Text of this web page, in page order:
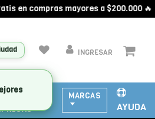
compras mayores a $200.000 🔥
INGRESAR
MARCAS
AYUDA